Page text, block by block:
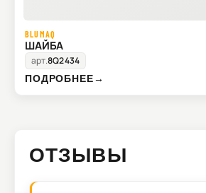
BLUMAQ
ШАЙБА
арт.8Q2434
ПОДРОБНЕЕ→
ОТЗЫВЫ